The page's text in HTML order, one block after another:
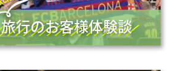
旅行のお客様体験談